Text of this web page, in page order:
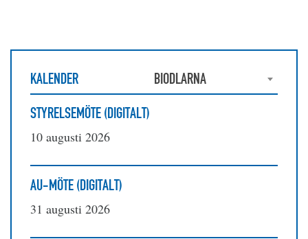
KALENDER
BIODLARNA
STYRELSEMÖTE (DIGITALT)
10 augusti 2026
AU-MÖTE (DIGITALT)
31 augusti 2026